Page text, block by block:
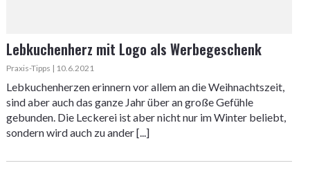
Lebkuchenherz mit Logo als Werbegeschenk
Praxis-Tipps | 10.6.2021
Lebkuchenherzen erinnern vor allem an die Weihnachtszeit,
sind aber auch das ganze Jahr über an große Gefühle
gebunden. Die Leckerei ist aber nicht nur im Winter beliebt,
sondern wird auch zu ander [...]